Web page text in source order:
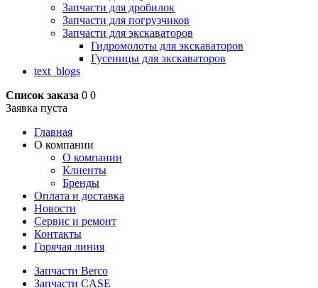
Запчасти для дробилок
Запчасти для погрузчиков
Запчасти для экскаваторов
Гидромолоты для экскаваторов
Гусеницы для экскаваторов
text_blogs
Список заказа 0 0
Заявка пуста
Главная
О компании
О компании
Клиенты
Бренды
Оплата и доставка
Новости
Сервис и ремонт
Контакты
Горячая линия
Запчасти Berco
Запчасти CASE